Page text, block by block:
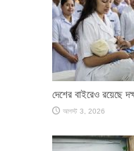
দেশের বাইরেও রয়েছে
আগস্ট 3, 2026